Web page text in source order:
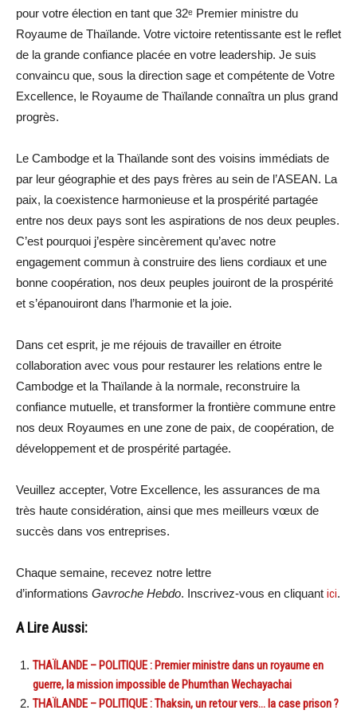
pour votre élection en tant que 32ᵉ Premier ministre du
Royaume de Thaïlande. Votre victoire retentissante est le reflet
de la grande confiance placée en votre leadership. Je suis
convaincu que, sous la direction sage et compétente de Votre
Excellence, le Royaume de Thaïlande connaîtra un plus grand
progrès.
Le Cambodge et la Thaïlande sont des voisins immédiats de
par leur géographie et des pays frères au sein de l’ASEAN. La
paix, la coexistence harmonieuse et la prospérité partagée
entre nos deux pays sont les aspirations de nos deux peuples.
C’est pourquoi j’espère sincèrement qu’avec notre
engagement commun à construire des liens cordiaux et une
bonne coopération, nos deux peuples jouiront de la prospérité
et s’épanouiront dans l’harmonie et la joie.
Dans cet esprit, je me réjouis de travailler en étroite
collaboration avec vous pour restaurer les relations entre le
Cambodge et la Thaïlande à la normale, reconstruire la
confiance mutuelle, et transformer la frontière commune entre
nos deux Royaumes en une zone de paix, de coopération, de
développement et de prospérité partagée.
Veuillez accepter, Votre Excellence, les assurances de ma
très haute considération, ainsi que mes meilleurs vœux de
succès dans vos entreprises.
Chaque semaine, recevez notre lettre
d’informations Gavroche Hebdo. Inscrivez-vous en cliquant ici.
A Lire Aussi:
THAÏLANDE – POLITIQUE : Premier ministre dans un royaume en
guerre, la mission impossible de Phumthan Wechayachai
THAÏLANDE – POLITIQUE : Thaksin, un retour vers… la case prison ?